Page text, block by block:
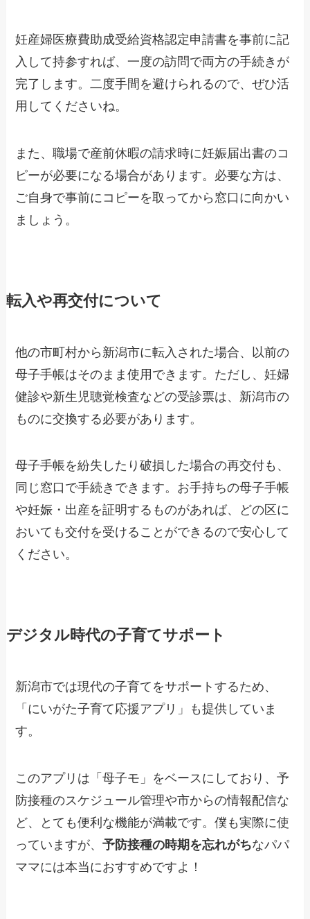
妊産婦医療費助成受給資格認定申請書を事前に記
入して持参すれば、一度の訪問で両方の手続きが
完了します。二度手間を避けられるので、ぜひ活
用してくださいね。
また、職場で産前休暇の請求時に妊娠届出書のコ
ピーが必要になる場合があります。必要な方は、
ご自身で事前にコピーを取ってから窓口に向かい
ましょう。
転入や再交付について
他の市町村から新潟市に転入された場合、以前の
母子手帳はそのまま使用できます。ただし、妊婦
健診や新生児聴覚検査などの受診票は、新潟市の
ものに交換する必要があります。
母子手帳を紛失したり破損した場合の再交付も、
同じ窓口で手続きできます。お手持ちの母子手帳
や妊娠・出産を証明するものがあれば、どの区に
おいても交付を受けることができるので安心して
ください。
デジタル時代の子育てサポート
新潟市では現代の子育てをサポートするため、
「にいがた子育て応援アプリ」も提供していま
す。
このアプリは「母子モ」をベースにしており、予
防接種のスケジュール管理や市からの情報配信な
ど、とても便利な機能が満載です。僕も実際に使
っていますが、予防接種の時期を忘れがちなパパ
ママには本当におすすめですよ！